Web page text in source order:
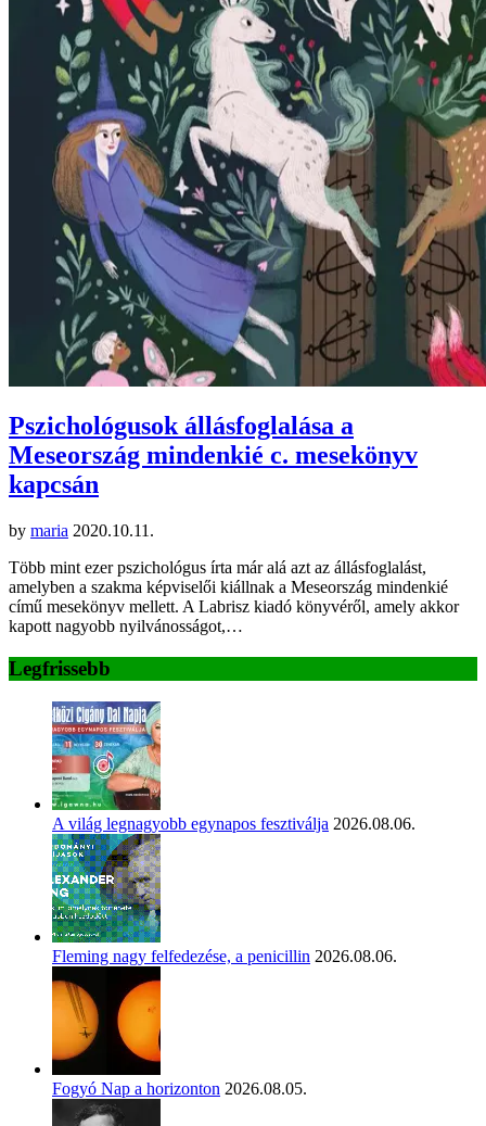
Pszichológusok állásfoglalása a
Meseország mindenkié c. mesekönyv
kapcsán
by maria 2020.10.11.
Több mint ezer pszichológus írta már alá azt az állásfoglalást,
amelyben a szakma képviselői kiállnak a Meseország mindenkié
című mesekönyv mellett. A Labrisz kiadó könyvéről, amely akkor
kapott nagyobb nyilvánosságot,…
Legfrissebb
A világ legnagyobb egynapos fesztiválja 2026.08.06.
Fleming nagy felfedezése, a penicillin 2026.08.06.
Fogyó Nap a horizonton 2026.08.05.